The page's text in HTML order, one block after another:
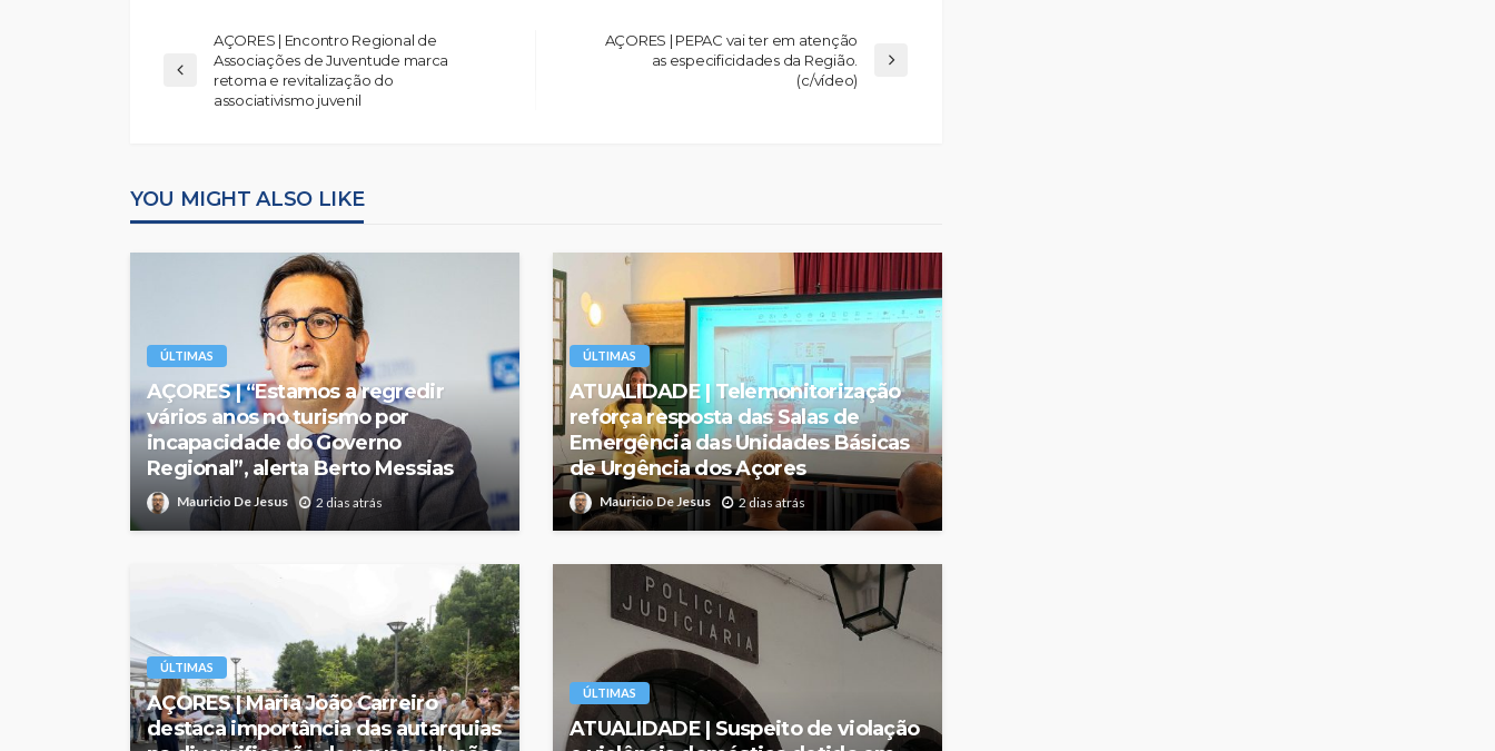
AÇORES | Encontro Regional de
Associações de Juventude marca
retoma e revitalização do
associativismo juvenil
AÇORES | PEPAC vai ter em atenção
as especificidades da Região.
(c/vídeo)
YOU MIGHT ALSO LIKE
ÚLTIMAS
AÇORES | “Estamos a regredir
vários anos no turismo por
incapacidade do Governo
Regional”, alerta Berto Messias
Mauricio De Jesus 2 dias atrás
ÚLTIMAS
ATUALIDADE | Telemonitorização
reforça resposta das Salas de
Emergência das Unidades Básicas
de Urgência dos Açores
Mauricio De Jesus 2 dias atrás
ÚLTIMAS
AÇORES | Maria João Carreiro
destaca importância das autarquias
ÚLTIMAS
ATUALIDADE | Suspeito de violação